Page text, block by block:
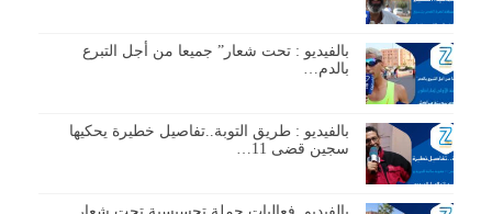
بالفيديو : تحت شعار” جميعا من أجل التبرع
بالدم…
بالفيديو : طريق التوبة..تفاصيل خطيرة يحكيها
سجين قضى 11…